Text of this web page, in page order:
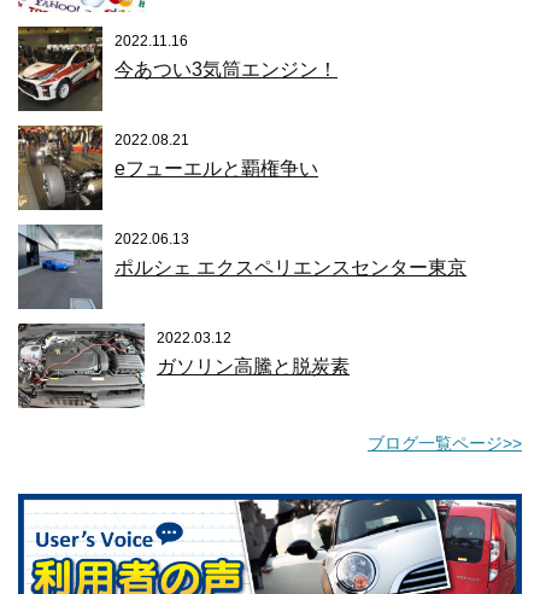
2022.11.16
今あつい3気筒エンジン！
2022.08.21
eフューエルと覇権争い
2022.06.13
ポルシェ エクスペリエンスセンター東京
2022.03.12
ガソリン高騰と脱炭素
ブログ一覧ページ>>